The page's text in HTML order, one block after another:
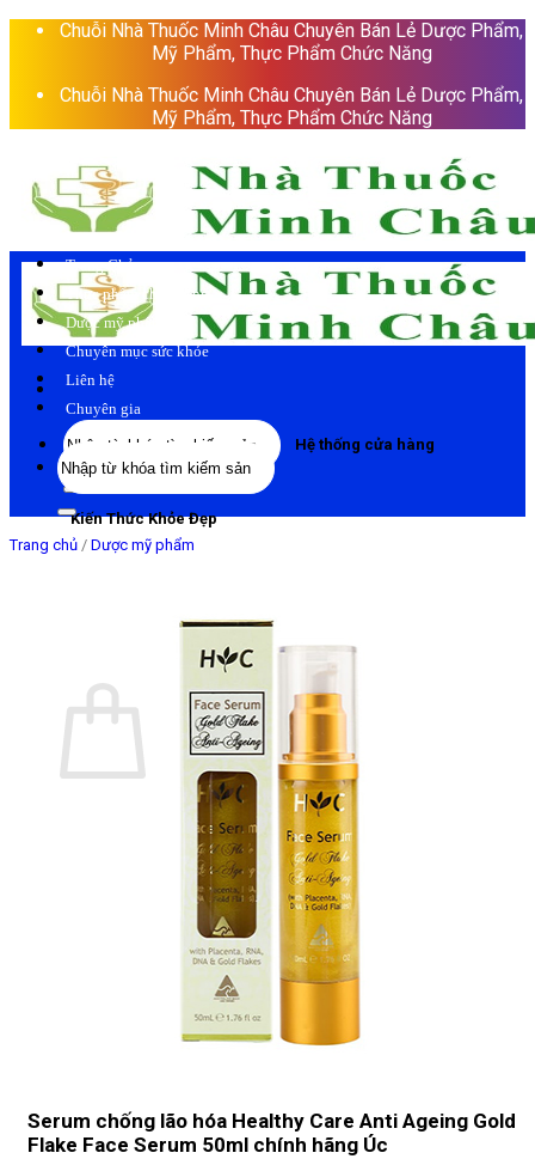
Skip
Chuỗi Nhà Thuốc Minh Châu Chuyên Bán Lẻ Dược Phẩm,
Mỹ Phẩm, Thực Phẩm Chức Năng
Chuỗi Nhà Thuốc Minh Châu Chuyên Bán Lẻ Dược Phẩm,
Mỹ Phẩm, Thực Phẩm Chức Năng
Tìm
kiếm:
Hệ thống cửa hàng
Kiến Thức Khỏe Đẹp
Chưa có sản phẩm trong giỏ hàng.
Quay trở lại cửa hàng
Trang Chủ
Thực phẩm chức năng
Dược mỹ phẩm
Chuyên mục sức khỏe
Liên hệ
Chuyên gia
Tìm
kiếm:
Trang chủ / Dược mỹ phẩm
Serum chống lão hóa Healthy Care Anti Ageing Gold
Flake Face Serum 50ml chính hãng Úc